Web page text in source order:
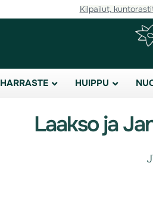
Kilpailut,
HARRASTE HUIPPU
Laakso ja